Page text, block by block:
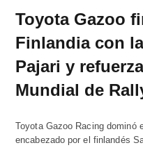
Toyota Gazoo
Finlandia con
Pajari y
Mundial de
Toyota Gazoo Racing dominó
encabezado por el finlandés